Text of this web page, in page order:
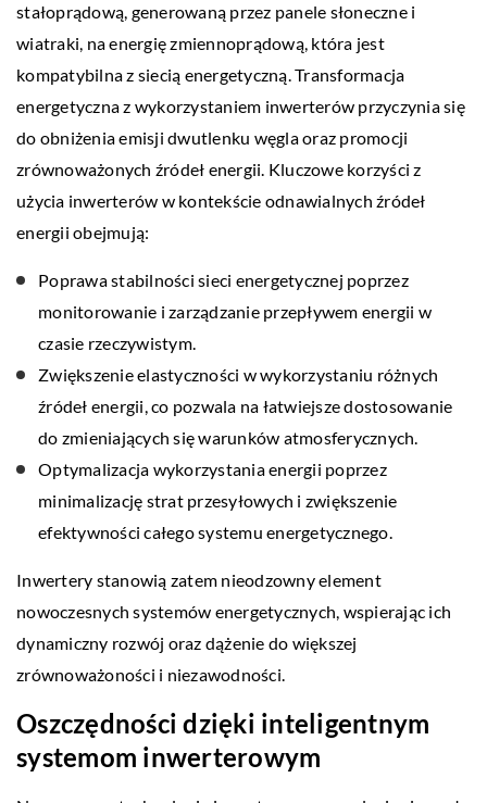
stałoprądową, generowaną przez panele słoneczne i
wiatraki, na energię zmiennoprądową, która jest
kompatybilna z siecią energetyczną. Transformacja
energetyczna z wykorzystaniem inwerterów przyczynia się
do obniżenia emisji dwutlenku węgla oraz promocji
zrównoważonych źródeł energii. Kluczowe korzyści z
użycia inwerterów w kontekście odnawialnych źródeł
energii obejmują:
Poprawa stabilności sieci energetycznej poprzez
monitorowanie i zarządzanie przepływem energii w
czasie rzeczywistym.
Zwiększenie elastyczności w wykorzystaniu różnych
źródeł energii, co pozwala na łatwiejsze dostosowanie
do zmieniających się warunków atmosferycznych.
Optymalizacja wykorzystania energii poprzez
minimalizację strat przesyłowych i zwiększenie
efektywności całego systemu energetycznego.
Inwertery stanowią zatem nieodzowny element
nowoczesnych systemów energetycznych, wspierając ich
dynamiczny rozwój oraz dążenie do większej
zrównoważoności i niezawodności.
Oszczędności dzięki inteligentnym
systemom inwerterowym